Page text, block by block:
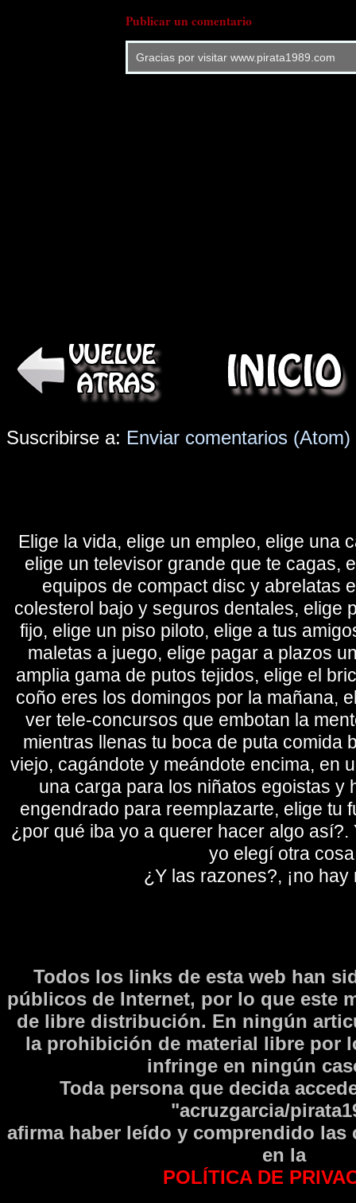
Publicar un comentario
Gracias por visitar www.pirata1989.com
Suscribirse a: Enviar comentarios (Atom)
Elige la vida, elige un empleo, elige una
elige un televisor grande que te cagas,
equipos de compact disc y abrelatas
colesterol bajo y seguros dentales, elige
fijo, elige un piso piloto, elige a tus
maletas a juego, elige pagar a plazos
amplia gama de putos tejidos, elige el
coño eres los domingos por la mañana,
ver tele-concursos que embotan la
mientras llenas tu boca de puta comida
viejo, cagándote y meándote encima, en
una carga para los niñatos egoistas y
engendrado para reemplazarte, elige tu
¿por qué iba yo a querer hacer algo así?.
yo elegí otra
¿Y las razones?, ¡no hay
Todos los links de esta web han
públicos de Internet, por lo que este
de libre distribución. En ningún
la prohibición de material libre por
infringe en ningún
Toda persona que decida
"acruzgarcia/
afirma haber leí­do y comprendido las
en la
POLÍTICA DE